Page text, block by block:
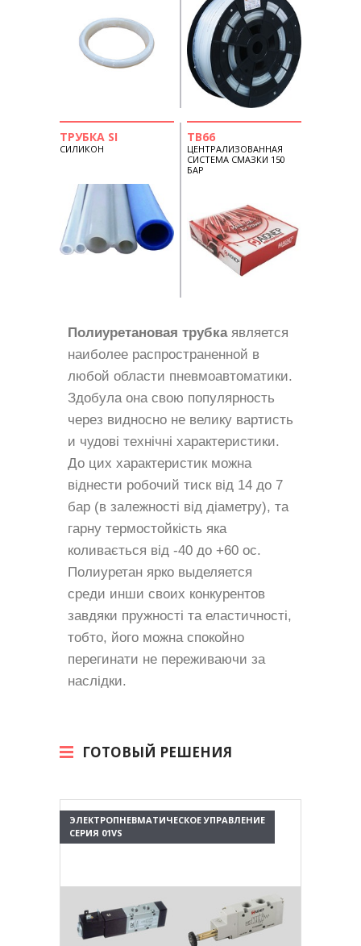
ГОТОВЫЙ РЕШЕНИЯ
ЭЛЕКТРОПНЕВМАТИЧЕСКОЕ УПРАВЛЕНИЕ
СЕРИЯ 01VS
ТРУБКА SI
СИЛИКОН
TB66
ЦЕНТРАЛИЗОВАННАЯ
СИСТЕМА СМАЗКИ 150
БАР
Полиуретановая трубкаявляется
наиболее распространенной в
любой области пневмоавтоматики.
Здобула она свою популярность
через видноснo не велику вартисть
и чудові технічні характеристики.
До цих характеристик можна
віднести робочий тиск від 14 до 7
бар (в залежності від діаметру), та
гарну термостойкість яка
коливається від -40 до +60 ос.
Полиуретан ярко выделяется
среди инши своих конкурентов
завдяки пружності та еластичності,
тобто, йогo можна спокойно
перегинати не переживаючи за
наслідки.